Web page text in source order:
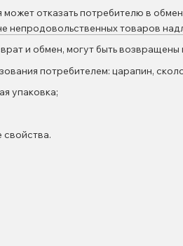
может отказать потребителю в
непродовольственных товаров
и обмен, могут быть возвращены
потребителем: царапин,
упаковка;
свойства.